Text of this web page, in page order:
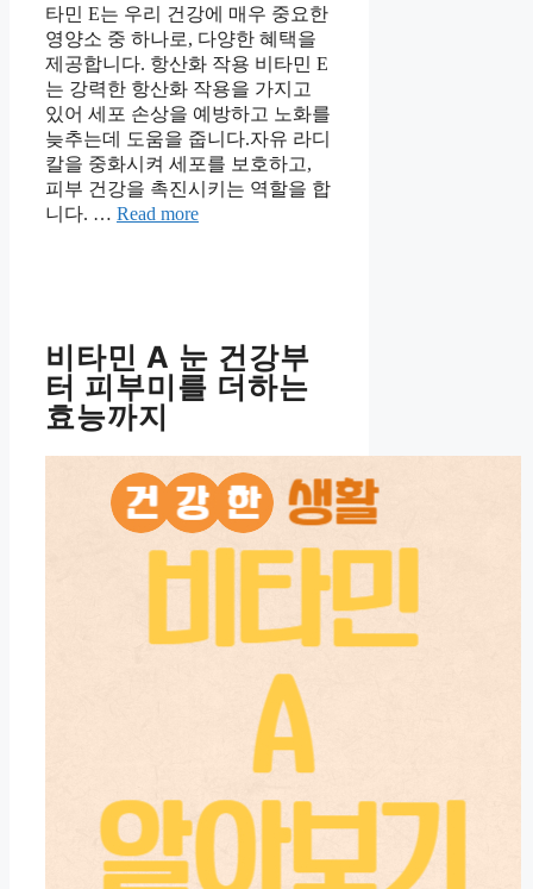
타민 E는 우리 건강에 매우 중요한
영양소 중 하나로, 다양한 혜택을
제공합니다. 항산화 작용 비타민 E
는 강력한 항산화 작용을 가지고
있어 세포 손상을 예방하고 노화를
늦추는데 도움을 줍니다.자유 라디
칼을 중화시켜 세포를 보호하고,
피부 건강을 촉진시키는 역할을 합
니다. … Read more
비타민 A 눈 건강부
터 피부미를 더하는
효능까지